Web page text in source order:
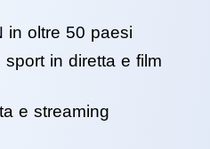
in oltre 50 paesi
in diretta e film
e streaming